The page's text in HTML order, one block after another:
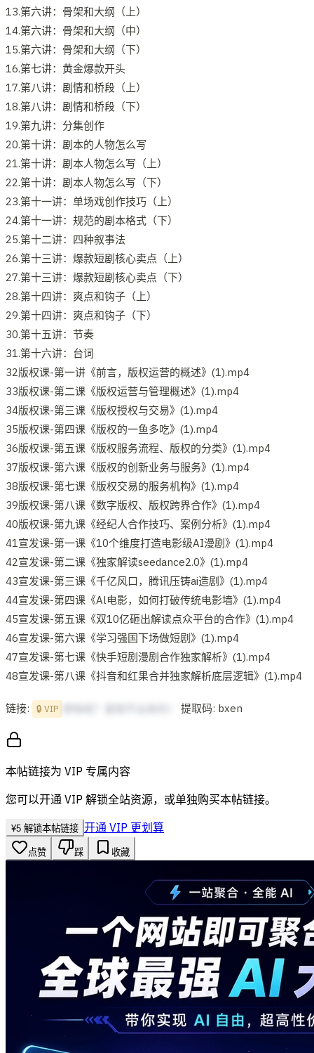
13.第六讲：骨架和大纲（上）
14.第六讲：骨架和大纲（中）
15.第六讲：骨架和大纲（下）
16.第七讲：黄金爆款开头
17.第八讲：剧情和桥段（上）
18.第八讲：剧情和桥段（下）
19.第九讲：分集创作
20.第十讲：剧本的人物怎么写
21.第十讲：剧本人物怎么写（上）
22.第十讲：剧本人物怎么写（下）
23.第十一讲：单场戏创作技巧（上）
24.第十一讲：规范的剧本格式（下）
25.第十二讲：四种叙事法
26.第十三讲：爆款短剧核心卖点（上）
27.第十三讲：爆款短剧核心卖点（下）
28.第十四讲：爽点和钩子（上）
29.第十四讲：爽点和钩子（下）
30.第十五讲：节奏
31.第十六讲：台词
32版权课-第一讲《前言，版权运营的概述》(1).mp4
33版权课-第二课《版权运营与管理概述》(1).mp4
34版权课-第三课《版权授权与交易》(1).mp4
35版权课-第四课《版权的一鱼多吃》(1).mp4
36版权课-第五课《版权服务流程、版权的分类》(1).mp4
37版权课-第六课《版权的创新业务与服务》(1).mp4
38版权课-第七课《版权交易的服务机构》(1).mp4
39版权课-第八课《数字版权、版权跨界合作》(1).mp4
40版权课-第九课《经纪人合作技巧、案例分析》(1).mp4
41宣发课-第一课《10个维度打造电影级AI漫剧》(1).mp4
42宣发课-第二课《独家解读seedance2.0》(1).mp4
43宣发课-第三课《千亿风口，腾讯压铸ai造剧》(1).mp4
44宣发课-第四课《Al电影，如何打破传统电影墙》(1).mp4
45宣发课-第五课《双10亿砸出解读点众平台的合作》(1).mp4
46宣发课-第六课《学习强国下场做短剧》(1).mp4
47宣发课-第七课《快手短剧漫剧合作独家解析》(1).mp4
48宣发课-第八课《抖音和红果合并独家解析底层逻辑》(1).mp4
链接: 🔒 VIP 提取码: bxen
本帖链接为 VIP 专属内容
您可以开通 VIP 解锁全站资源，或单独购买本帖链接。
¥5 解锁本帖链接 开通 VIP 更划算
点赞 踩 收藏